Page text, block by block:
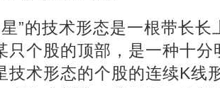
”的技术形态是一根带长
只个股的顶部，是一种十
技术形态的个股的连续K线